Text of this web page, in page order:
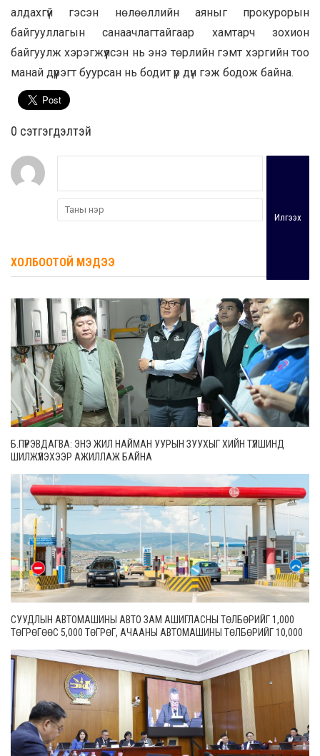
алдахгүй гэсэн нөлөөллийн аяныг прокурорын
байгууллагын санаачлагтайгаар хамтарч зохион
байгуулж хэрэгжүүлсэн нь энэ төрлийн гэмт хэргийн тоо
манай дүүрэгт буурсан нь бодит үр дүн гэж бодож байна.
0 cэтгэгдэлтэй
Илгээх
ХОЛБООТОЙ МЭДЭЭ
Б.ПҮРЭВДАГВА: ЭНЭ ЖИЛ НАЙМАН УУРЫН ЗУУХЫГ ХИЙН ТҮЛШИНД
ШИЛЖҮҮЛЭХЭЭР АЖИЛЛАЖ БАЙНА
СУУДЛЫН АВТОМАШИНЫ АВТО ЗАМ АШИГЛАСНЫ ТӨЛБӨРИЙГ 1,000
ТӨГРӨГӨӨС 5,000 ТӨГРӨГ, АЧААНЫ АВТОМАШИНЫ ТӨЛБӨРИЙГ 10,000